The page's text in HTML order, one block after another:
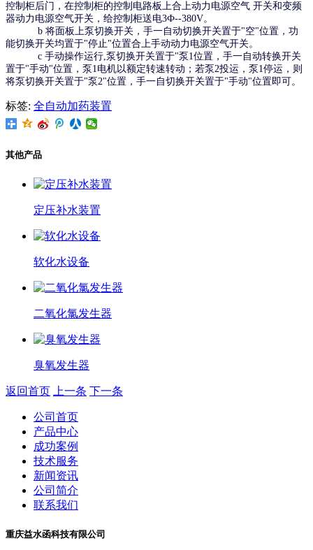
控制柜后门，在控制柜的控制电路板上合上动力电源空气 开关和变频
器动力电源空气开关，给控制柜送电3Ф--380V。
b 将面板上泵切换开关，手一自动切换开关置于"空"位置，功
能切换开关均置于"停止"位置合上手动动力电源空气开关。
c 手动操作运行,泵切换开关置于"泵1位置，手一自动转换开关
置于"手动"位置，泵1电机以额定转速转动；若泵2投运，泵1停运，则
将泵切换开关置于"泵2"位置，手一自切换开关置于"手动"位置即可。
标签: 全自动加药装置
其他产品
定压补水装置
软化水设备
二氧化氯发生器
臭氧发生器
返回首页 上一条 下一条
公司首页
产品中心
成功案例
技术服务
新闻资讯
公司简介
联系我们
重庆益水函科技有限公司